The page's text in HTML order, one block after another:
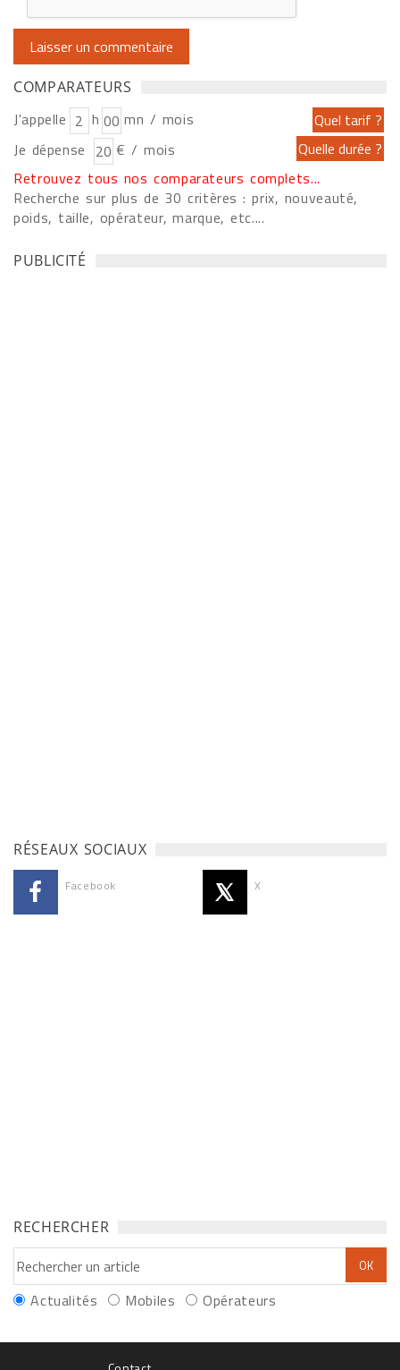
COMPARATEURS
J'appelle h
mn / mois
Je dépense
€ / mois
Retrouvez tous nos comparateurs complets...
Recherche sur plus de 30 critères : prix, nouveauté,
poids, taille, opérateur, marque, etc....
PUBLICITÉ
RÉSEAUX SOCIAUX
Facebook X
RECHERCHER
Actualités Mobiles Opérateurs